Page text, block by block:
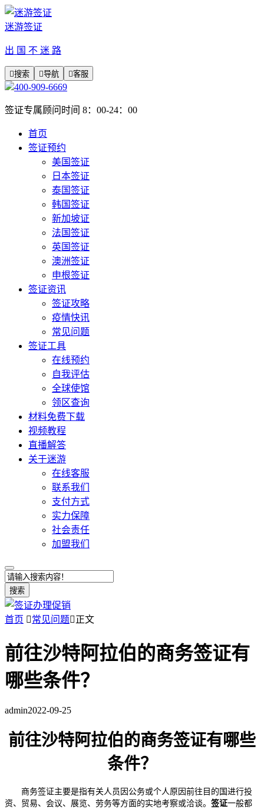
迷游签证
出 国 不 迷 路
搜索 导航 客服
400-909-6669
签证专属顾问时间 8：00-24：00
首页
签证预约
美国签证
日本签证
泰国签证
韩国签证
新加坡证
法国签证
英国签证
澳洲签证
申根签证
签证资讯
签证攻略
疫情快讯
常见问题
签证工具
在线预约
自我评估
全球使馆
领区查询
材料免费下载
视频教程
直播解答
关于迷游
在线客服
联系我们
支付方式
实力保障
社会责任
加盟我们
搜索
首页 常见问题正文
前往沙特阿拉伯的商务签证有
哪些条件？
admin2022-09-25
前往沙特阿拉伯的商务签证有哪些
条件？
商务签证主要是指有关人员因公务或个人原因前往目的国进行投
资、贸易、会议、展览、劳务等方面的实地考察或洽谈。 签证一般都